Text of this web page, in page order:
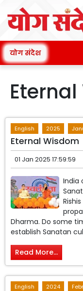
योग संदेश
English 2025
Eternal Wisdom
01 Jan 2025 17:59:59
India
Dharma. Do some
establish Sanatan
Read More...
English 2024